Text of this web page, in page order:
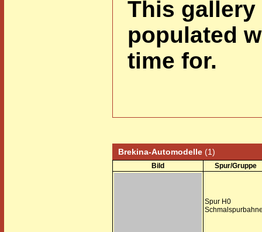
This
populated
time for.
Brekina-Automodelle (1)
Bild Spur/Gruppe
Spur H0